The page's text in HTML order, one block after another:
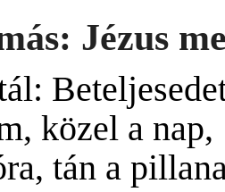
Jézus
közel a nap,
tán a